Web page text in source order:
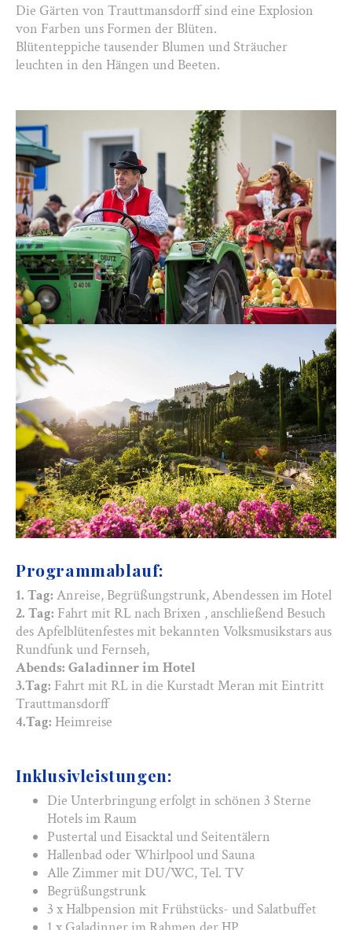
Die Gärten von Trauttmansdorff sind eine Explosion
von Farben uns Formen der Blüten.
Blütenteppiche tausender Blumen und Sträucher
leuchten in den Hängen und Beeten.
Programmablauf:
1. Tag: Anreise, Begrüßungstrunk, Abendessen im Hotel
2. Tag: Fahrt mit RL nach Brixen , anschließend Besuch
des Apfelblütenfestes mit bekannten Volksmusikstars aus
Rundfunk und Fernseh,
Abends: Galadinner im Hotel
3.Tag: Fahrt mit RL in die Kurstadt Meran mit Eintritt
Trauttmansdorff
4.Tag: Heimreise
Inklusivleistungen:
Die Unterbringung erfolgt in schönen 3 Sterne
Hotels im Raum
Pustertal und Eisacktal und Seitentälern
Hallenbad oder Whirlpool und Sauna
Alle Zimmer mit DU/WC, Tel. TV
Begrüßungstrunk
3 x Halbpension mit Frühstücks- und Salatbuffet